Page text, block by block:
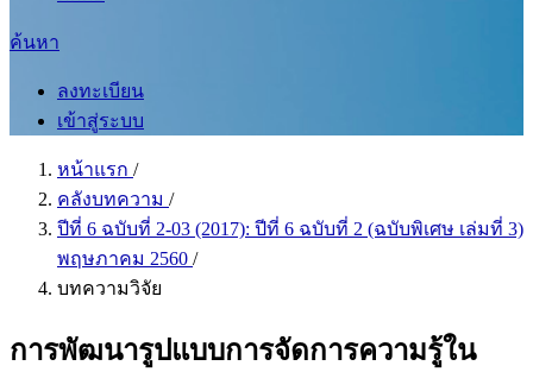
ค้นหา
ลงทะเบียน
เข้าสู่ระบบ
หน้าแรก /
คลังบทความ /
ปีที่ 6 ฉบับที่ 2-03 (2017): ปีที่ 6 ฉบับที่ 2 (ฉบับพิเศษ เล่มที่ 3)
พฤษภาคม 2560 /
บทความวิจัย
การพัฒนารูปแบบการจัดการความรู้ใน